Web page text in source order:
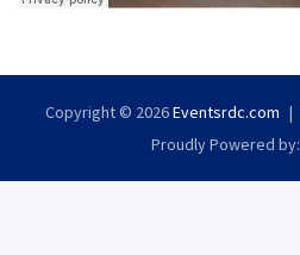
Copyright © 2026Eventsrdc.com
Proudly Powered by: